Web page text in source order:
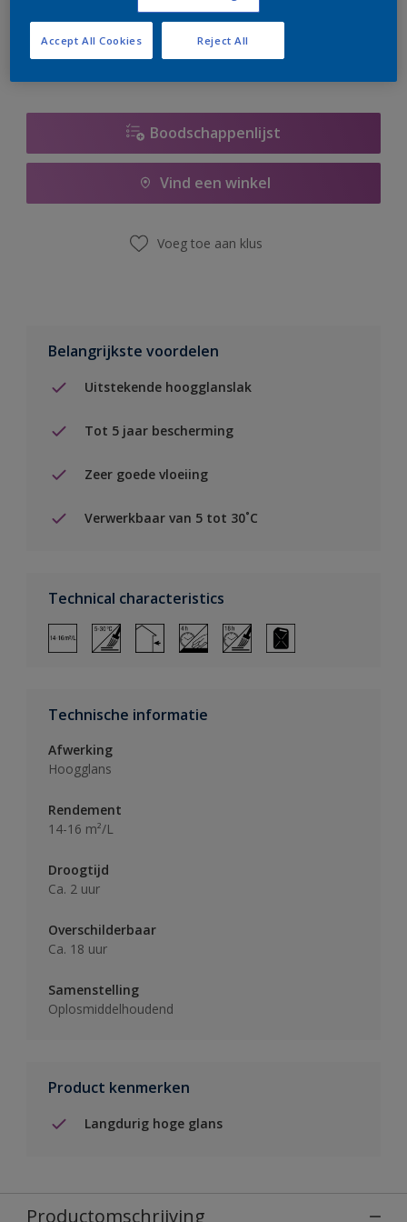
er hard aan om de voorraad aan te vullen.
Boodschappenlijst
Vind een winkel
Voeg toe aan klus
Belangrijkste voordelen
Uitstekende hoogglanslak
Tot 5 jaar bescherming
Zeer goede vloeiing
Verwerkbaar van 5 tot 30˚C
Technical characteristics
Technische informatie
Afwerking
Hoogglans
Rendement
14-16 m²/L
Droogtijd
Ca. 2 uur
Overschilderbaar
Ca. 18 uur
Samenstelling
Oplosmiddelhoudend
Product kenmerken
Langdurig hoge glans
Productomschrijving
Reject All
Accept All Cookies